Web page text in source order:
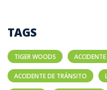
TAGS
TIGER WOODS
ACCIDENTE DE TRÁNSITO